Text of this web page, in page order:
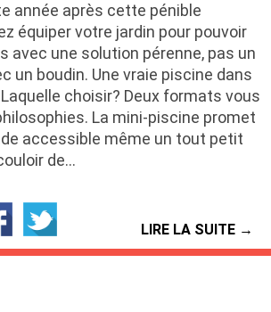
année après cette pénible
équiper votre jardin pour pouvoir
avec une solution pérenne, pas un
un boudin. Une vraie piscine dans
choisir? Deux formats vous
La mini-piscine promet
accessible même un tout petit
de…
LIRE LA SUITE →